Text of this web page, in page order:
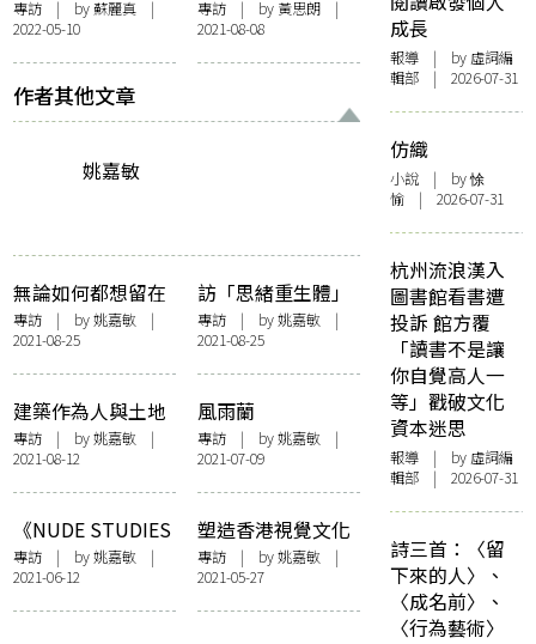
《相對現場》團
隊：無根浮萍，放
浪形骸
專訪 | by蘇麗真 |
2022-05-10
祿、楊怡孜、李偉
能：追本溯源，以
身體展示當下
專訪| by 黃思朗|
2021-08-08
作者其他文章
姚嘉敏
無論如何都想留在
電影的世界裡 ——
訪鍾雪瑩
專訪 | by姚嘉敏 |
2021-08-25
訪「思緒重生體」
設計師Roy Chan：
「香港需要更多字
體。」
專訪| by姚嘉敏 |
2021-08-25
建築作為人與土地
之間的連結——訪
黎雋維《迷失的摩
登》
專訪 | by姚嘉敏 |
2021-08-12
風雨蘭
《#OneInSeven –
性侵幸存者的一
物》展覽 以說故事
作為療癒的過程
專訪| by姚嘉敏 |
2021-07-09
《NUDE STUDIES
裸體研究》展覽 以
攝影探討身體與自
身的關係
專訪 | by姚嘉敏 |
2021-06-12
塑造香港視覺文化
的大師 訪香港平面
設計第一人Henry
Steiner
專訪| by姚嘉敏 |
2021-05-27
成長
報導 | by 虛詞編
輯部 | 2026-07-31
仿織
小說 | by 悇
愉 | 2026-07-31
杭州流浪漢入
圖書館看書遭
投訴 館方覆
「讀書不是讓
你自覺高人一
等」戳破文化
資本迷思
報導 | by 虛詞編
輯部 | 2026-07-31
詩三首：〈留
下來的人〉、
〈成名前〉、
〈行為藝術〉